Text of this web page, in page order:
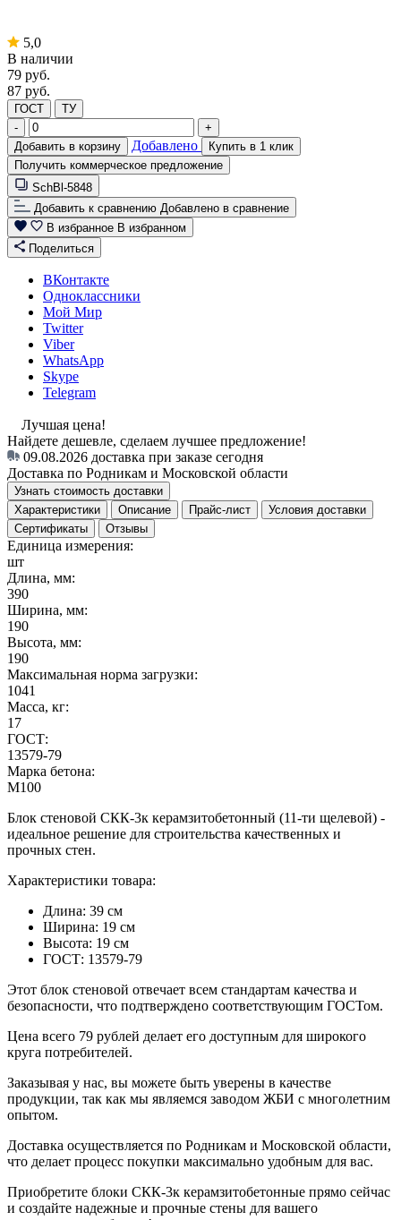
5,0
В наличии
79 руб.
87 руб.
ГОСТ
ТУ
-
+
Добавить в корзину
Добавлено
Купить в 1 клик
Получить коммерческое предложение
SchBl-5848
Добавить к сравнению Добавлено в сравнение
В избранное В избранном
Поделиться
ВКонтакте
Одноклассники
Мой Мир
Twitter
Viber
WhatsApp
Skype
Telegram
Лучшая цена!
Найдете дешевле, сделаем лучшее предложение!
09.08.2026 доставка при заказе сегодня
Доставка по Родникам и Московской области
Узнать стоимость доставки
Характеристики
Описание Прайс-лист
Условия доставки
Сертификаты
Отзывы
Единица измерения:
шт
Длина, мм:
390
Ширина, мм:
190
Высота, мм:
190
Максимальная норма загрузки:
1041
Масса, кг:
17
ГОСТ:
13579-79
Марка бетона:
М100
Блок стеновой СКК-3к керамзитобетонный (11-ти щелевой) -
идеальное решение для строительства качественных и
прочных стен.
Характеристики товара:
Длина: 39 см
Ширина: 19 см
Высота: 19 см
ГОСТ: 13579-79
Этот блок стеновой отвечает всем стандартам качества и
безопасности, что подтверждено соответствующим ГОСТом.
Цена всего 79 рублей делает его доступным для широкого
круга потребителей.
Заказывая у нас, вы можете быть уверены в качестве
продукции, так как мы являемся заводом ЖБИ с многолетним
опытом.
Доставка осуществляется по Родникам и Московской области,
что делает процесс покупки максимально удобным для вас.
Приобретите блоки СКК-3к керамзитобетонные прямо сейчас
и создайте надежные и прочные стены для вашего